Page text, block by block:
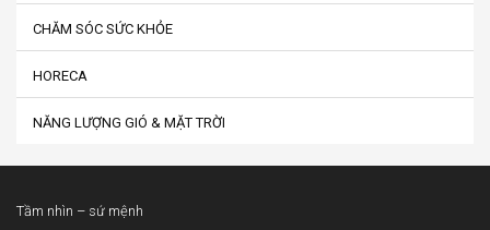
CHĂM SÓC SỨC KHỎE
HORECA
NĂNG LƯỢNG GIÓ & MẶT TRỜI
Tầm nhìn – sứ mệnh